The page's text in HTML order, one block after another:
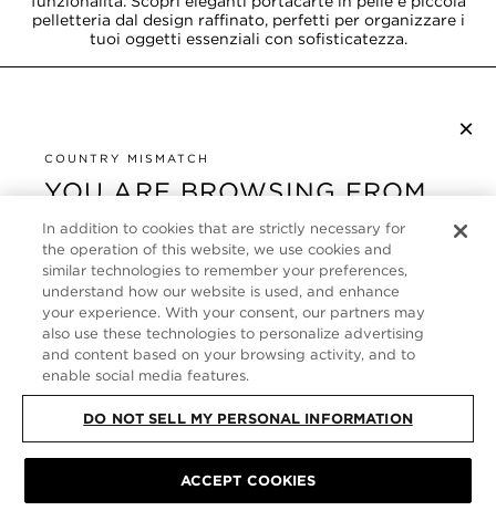
pelletteria dal design raffinato, perfetti per organizzare i
tuoi oggetti essenziali con sofisticatezza.
×
COUNTRY MISMATCH
YOU ARE BROWSING FROM
UNITED STATES
It looks like you are visiting us from United States,
but you are currently browsing our Italia store.
Would you like to be redirected to your local site?
SHOP IN UNITED STATES
CONTINUE BROWSING HERE
SERVIZIO CLIENTI
CHI SIAMO
FOLLOW US
ITALY
SITE MAP | INFORMATIVA SULLA PRIVACY | TERMINI E CONDIZIONI
©
TOM FORD ALL RIGHTS RESERVED
In addition to cookies that are strictly necessary for
the operation of this website, we use cookies and
similar technologies to remember your preferences,
understand how our website is used, and enhance
your experience. With your consent, our partners may
also use these technologies to personalize advertising
and content based on your browsing activity, and to
enable social media features.
DO NOT SELL MY PERSONAL INFORMATION
ACCEPT COOKIES